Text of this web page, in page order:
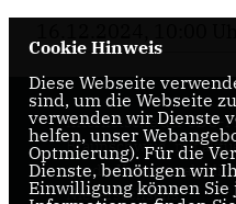
Internetseite der CDU-
Braunschweig, mit
um die
Niedersachsens.
Cookie Hinweis
Diese Webseite
sind, um die Webseite
verwenden wir Dienste
helfen, unser
Optmierung). Für die
Dienste, benötigen wir
Einwilligung können